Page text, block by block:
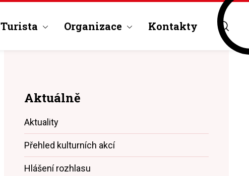
Turista Organizace Kontakty
Aktuálně
Aktuality
Přehled kulturních akcí
Hlášení rozhlasu